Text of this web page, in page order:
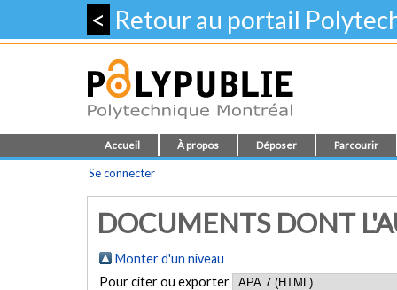
< Retour au portail
Accueil À propos Déposer Parcourir
Se connecter
DOCUMENTS DONT
Monter d'un niveau
Pour citer ou exporter